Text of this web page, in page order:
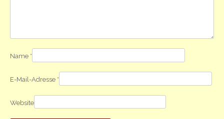
Name *
E-Mail-Adresse *
Website